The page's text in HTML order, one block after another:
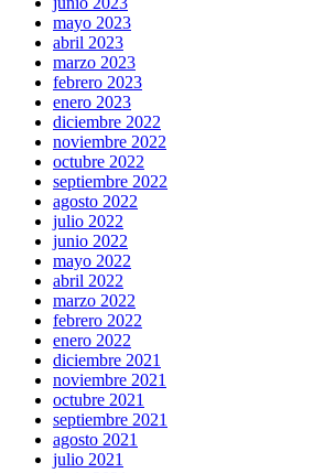
mayo 2023
abril 2023
marzo 2023
febrero 2023
enero 2023
diciembre 2022
noviembre 2022
octubre 2022
septiembre 2022
agosto 2022
julio 2022
junio 2022
mayo 2022
abril 2022
marzo 2022
febrero 2022
enero 2022
diciembre 2021
noviembre 2021
octubre 2021
septiembre 2021
agosto 2021
julio 2021